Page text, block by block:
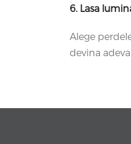
6. Lasa
Alege
devina